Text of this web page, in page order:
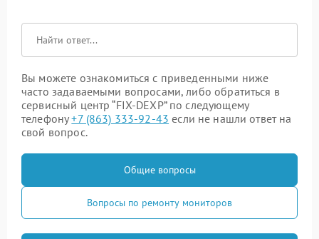
Вы можете ознакомиться с приведенными ниже
часто задаваемыми вопросами, либо обратиться в
сервисный центр “FIX-DEXP” по следующему
телефону+7 (863) 333-92-43 если не нашли ответ на
свой вопрос.
Общие вопросы
Вопросы по ремонту мониторов